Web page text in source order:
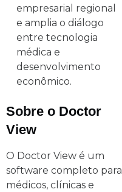
empresarial regional
e amplia o diálogo
entre tecnologia
médica e
desenvolvimento
econômico.
Sobre o Doctor
View
O Doctor View é um
software completo para
médicos, clínicas e